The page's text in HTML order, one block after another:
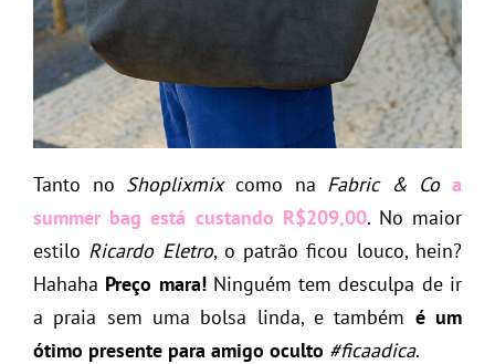
Tanto no Shoplixmixcomo na Fabric & Co a
summer bag está custando R$209,00. No maior
estilo Ricardo Eletro, o patrão ficou louco, hein?
Hahaha Preço mara!Ninguém tem desculpa de ir
a praia sem uma bolsa linda, e também é um
ótimo presente para amigo oculto #ficaadica.